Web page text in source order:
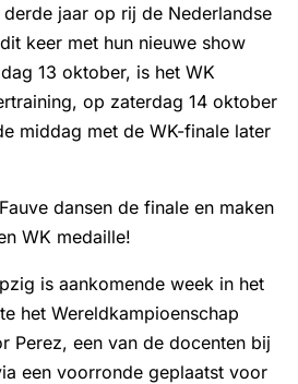
jaar op rij de Nederlandse
keer met hun nieuwe show
13 oktober, is het WK
op zaterdag 14 oktober
middag met de WK-finale later
dansen de finale en maken
WK medaille!
is aankomende week in het
het Wereldkampioenschap
Perez, een van de docenten bij
een voorronde geplaatst voor